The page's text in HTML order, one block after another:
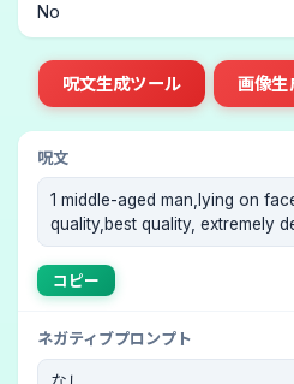
No
呪文生成ツール 画像生
呪文
コピー
ネガティブプロンプト